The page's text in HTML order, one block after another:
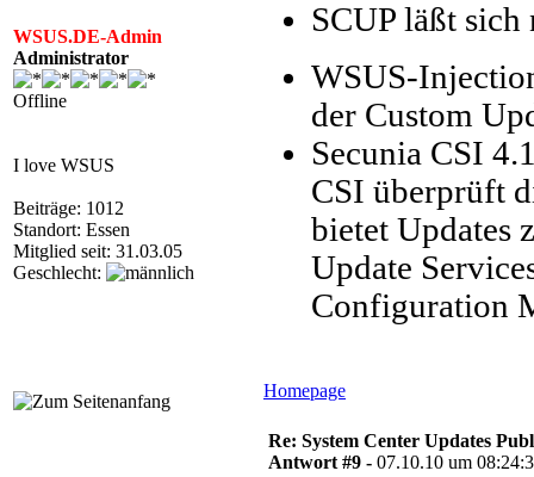
WSUS.DE-Admin
Administrator
Offline
I love WSUS
Beiträge: 1012
Standort: Essen
Mitglied seit: 31.03.05
Geschlecht:
SCUP läßt
WSUS-
der Custom
Secunia CSI
CSI überprüft
bietet Updates
Update
Configuration
Homepage
Re: System Center Updates
Antwort #9 - 07.10.10 um